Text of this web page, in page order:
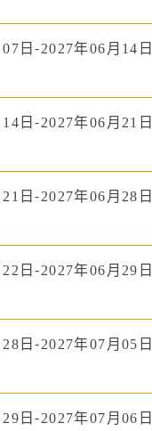
日-2027年06月14日
日-2027年06月21日
日-2027年06月28日
日-2027年06月29日
日-2027年07月05日
日-2027年07月06日